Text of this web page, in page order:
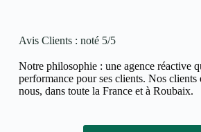
Avis Clients : noté 5/5
Notre philosophie : une agence réactive
performance pour ses clients. Nos
nous, dans toute la France et à Roubaix.